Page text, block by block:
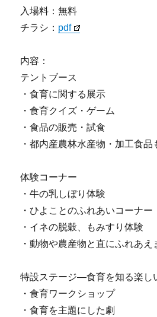
入場料：無料
チラシ： pdf
内容：
テントブース
・食育に関する展示
・食育クイズ・ゲーム
・食品の販売・試食
・都内産農林水産物・加工食品
体験コーナー
・牛の乳しぼり体験
・ひよことのふれあいコーナー
・イネの脱穀、もみすり体験
・動物や農産物と直にふれあえ
特設ステージ―食育を知る楽
・食育ワークショップ
・食育を主題にした劇